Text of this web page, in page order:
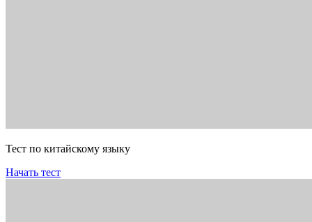
Тест по китайскому языку
Начать тест